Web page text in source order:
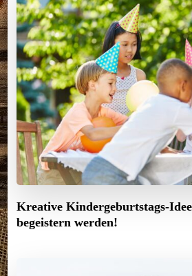
Kreative Kindergeburtstags-
begeistern werden!